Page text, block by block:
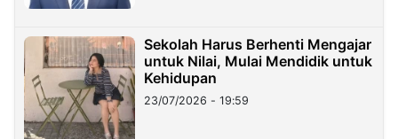
Sekolah Harus Berhenti Mengajar
untuk Nilai, Mulai Mendidik untuk
Kehidupan
23/07/2026 - 19:59